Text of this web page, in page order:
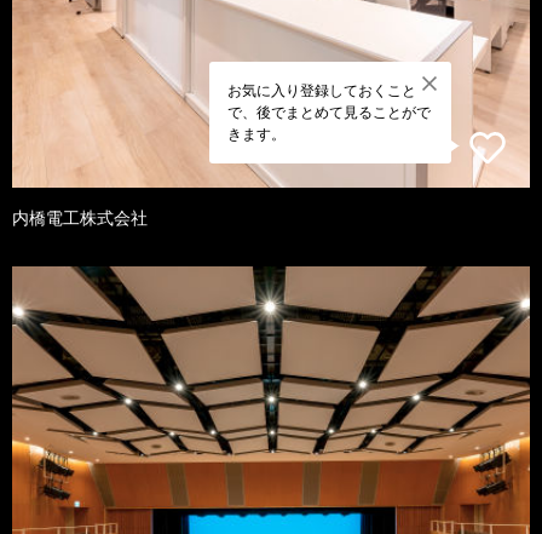
お気に入り登録しておくこと
で、後でまとめて見ることがで
きます。
内橋電工株式会社